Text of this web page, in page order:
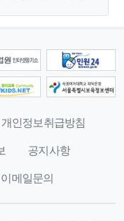
개인정보취급방침
공지사항
이메일문의